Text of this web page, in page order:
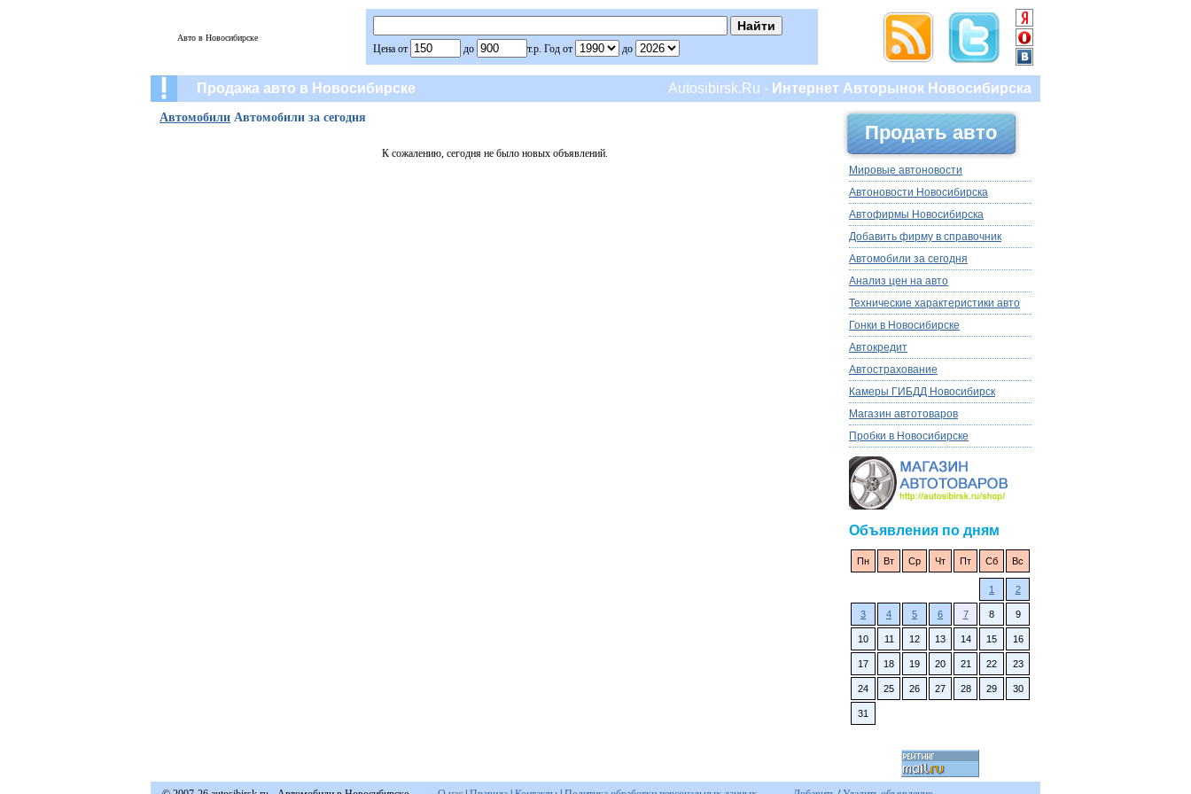
Авто в Новосибирске
Цена от до т.р. Год от до
Продажа авто в Новосибирске Autosibirsk.Ru - Интернет Авторынок Новосибирска
Автомобили Автомобили за сегодня
К сожалению, сегодня не было новых объявлений.
Продать авто
Мировые автоновости
Автоновости Новосибирска
Автофирмы Новосибирска
Добавить фирму в справочник
Автомобили за сегодня
Анализ цен на авто
Технические характеристики авто
Гонки в Новосибирске
Автокредит
Автострахование
Камеры ГИБДД Новосибирск
Магазин автотоваров
Пробки в Новосибирске
Объявления по дням
Пн Вт Ср Чт Пт Сб Вс
1 2
3 4 5 6 7 8 9
10 11 12 13 14 15 16
17 18 19 20 21 22 23
24 25 26 27 28 29 30
31